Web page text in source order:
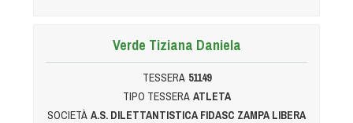
Verde Tiziana Daniela
TESSERA 51149
TIPO TESSERA ATLETA
SOCIETÀ A.S. DILETTANTISTICA FIDASC ZAMPA LIBERA